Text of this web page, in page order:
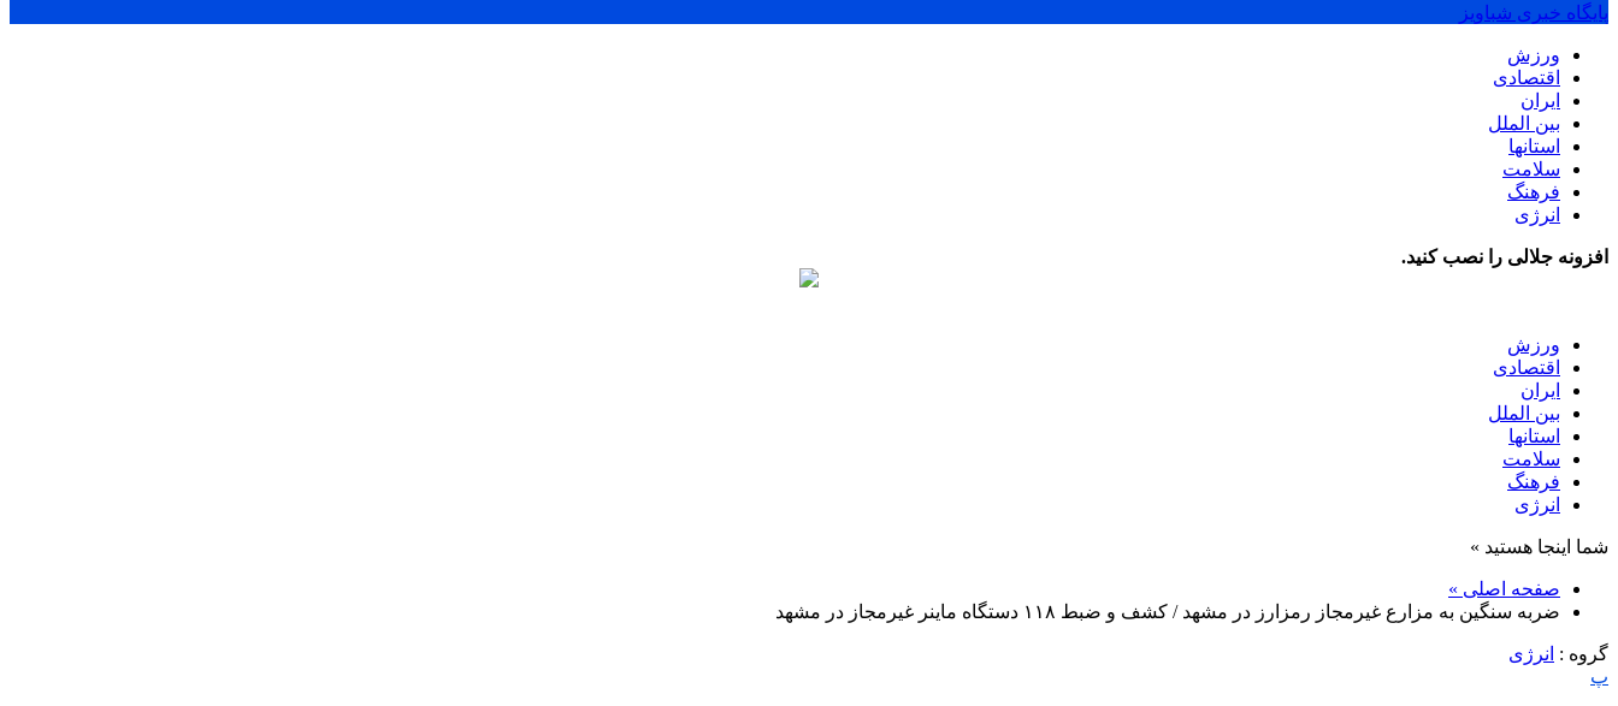
پایگاه خبری شباویز
ورزش
اقتصادی
ایران
بین الملل
استانها
سلامت
فرهنگ
انرژی
افزونه جلالی را نصب کنید.
ورزش
اقتصادی
ایران
بین الملل
استانها
سلامت
فرهنگ
انرژی
شما اینجا هستید »
صفحه اصلی »
ضربه سنگین به مزارع غیرمجاز رمزارز در مشهد / کشف و ضبط ۱۱۸ دستگاه ماینر غیرمجاز در مشهد
گروه : انرژی
پ